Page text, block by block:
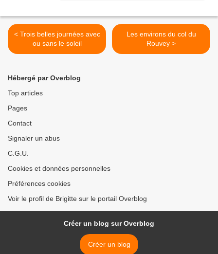
< Trois belles journées avec
ou sans le soleil
Les environs du col du
Rouvey >
Hébergé par Overblog
Top articles
Pages
Contact
Signaler un abus
C.G.U.
Cookies et données personnelles
Préférences cookies
Voir le profil de Brigitte sur le portail Overblog
Créer un blog sur Overblog
Créer un blog